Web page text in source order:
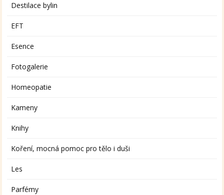
Destilace bylin
EFT
Esence
Fotogalerie
Homeopatie
Kameny
Knihy
Koření, mocná pomoc pro tělo i duši
Les
Parfémy